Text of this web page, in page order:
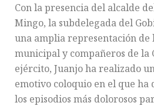
Con la presencia del alcalde
Mingo, la subdelegada del
una amplia representación de
municipal y compañeros de la
ejército, Juanjo ha realizado
emotivo coloquio en el que ha
los episodios más dolorosos